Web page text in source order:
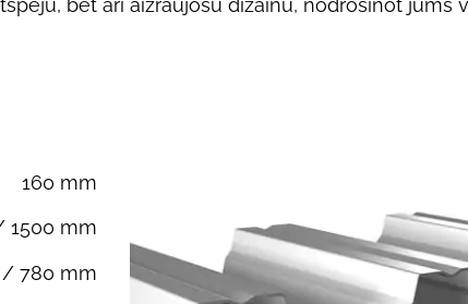
bet arī aizraujošu dizainu, nodrošinot jums
160 mm
1500 mm
/ 780 mm